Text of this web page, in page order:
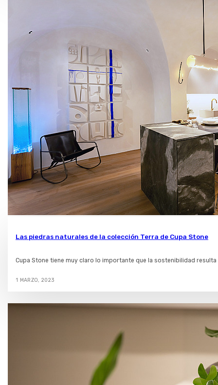
Las piedras naturales de la colección Terra de Cupa Stone
Cupa Stone tiene muy claro lo importante que la sostenibilidad
1 MARZO, 2023